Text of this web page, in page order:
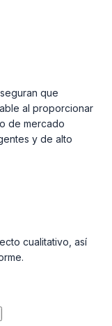
que
al proporcionar
de mercado
y de alto
cualitativo, así